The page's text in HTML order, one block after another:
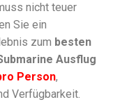
nicht teuer
Sie ein
zum besten
Ausflug
Person,
Verfügbarkeit.